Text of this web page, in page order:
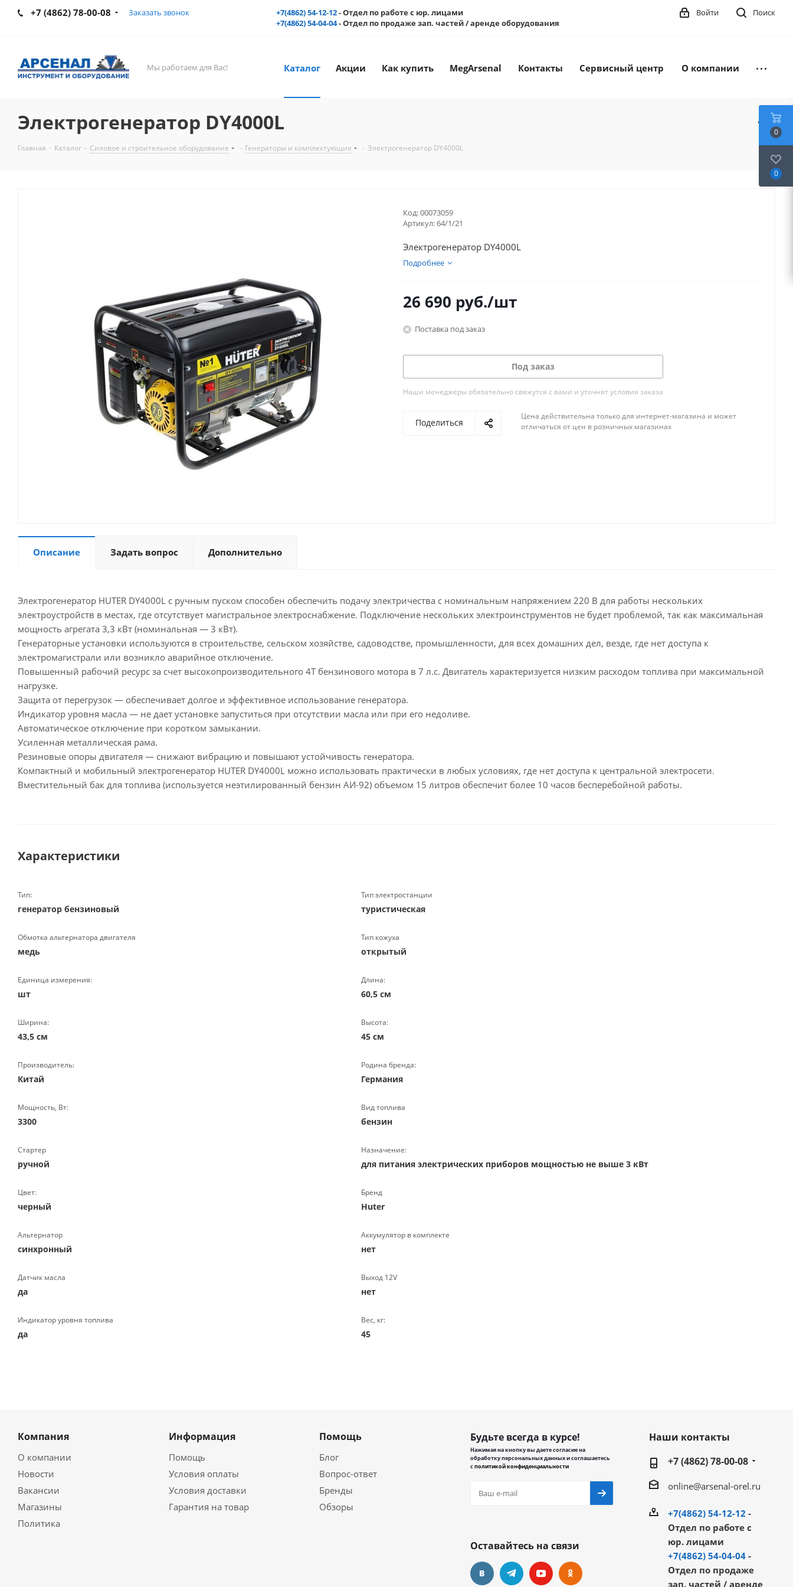
+7 (4862) 78-00-08 Заказать звонок +7(4862) 54-12-12- Отдел по работе с юр. лицами
+7(4862) 54-04-04- Отдел по продаже зап. частей / аренде оборудования
Поиск
Войти
Мы работаем для Вас! Каталог Акции Как купить MegArsenal Контакты Сервисный центр О компании
Электрогенератор DY4000L
Главная - Каталог - Силовое и строительное оборудование - Генераторы и комплектующие - Электрогенератор DY4000L
Код:00073059
Артикул:64/1/21
Электрогенератор DY4000L
Подробнее
26 690 руб./шт
Поставка под заказ
Под заказ
Наши менеджеры обязательно свяжутся с вами и уточнят условия заказа
Поделиться
Цена действительна только для интернет-магазина и может
отличаться от цен в розничных магазинах
Описание Задать вопрос Дополнительно
Электрогенератор HUTER DY4000L с ручным пуском способен обеспечить подачу электричества с номинальным напряжением 220 В для работы нескольких
электроустройств в местах, где отсутствует магистральное электроснабжение. Подключение нескольких электроинструментов не будет проблемой, так как максимальная
мощность агрегата 3,3 кВт (номинальная — 3 кВт).
Генераторные установки используются в строительстве, сельском хозяйстве, садоводстве, промышленности, для всех домашних дел, везде, где нет доступа к
электромагистрали или возникло аварийное отключение.
Повышенный рабочий ресурс за счет высокопроизводительного 4Т бензинового мотора в 7 л.с. Двигатель характеризуется низким расходом топлива при максимальной
нагрузке.
Защита от перегрузок — обеспечивает долгое и эффективное использование генератора.
Индикатор уровня масла — не дает установке запуститься при отсутствии масла или при его недоливе.
Автоматическое отключение при коротком замыкании.
Усиленная металлическая рама.
Резиновые опоры двигателя — снижают вибрацию и повышают устойчивость генератора.
Компактный и мобильный электрогенератор HUTER DY4000L можно использовать практически в любых условиях, где нет доступа к центральной электросети.
Вместительный бак для топлива (используется неэтилированный бензин АИ-92) объемом 15 литров обеспечит более 10 часов бесперебойной работы.
Характеристики
Тип:
генератор бензиновый
Тип электростанции
туристическая
Обмотка альтернатора двигателя
медь
Тип кожуха
открытый
Единица измерения:
шт
Длина:
60,5 см
Ширина:
43,5 см
Высота:
45 см
Производитель:
Китай
Родина бренда:
Германия
Мощность, Вт:
3300
Вид топлива
бензин
Стартер
ручной
Назначение:
для питания электрических приборов мощностью не выше 3 кВт
Цвет:
черный
Бренд
Huter
Альтернатор
синхронный
Аккумулятор в комплекте
нет
Датчик масла
да
Выход 12V
нет
Индикатор уровня топлива
да
Вес, кг:
45
Компания
О компании
Новости
Вакансии
Магазины
Политика
Информация
Помощь
Условия оплаты
Условия доставки
Гарантия на товар
Помощь
Блог
Вопрос-ответ
Бренды
Обзоры
Будьте всегда в курсе!
Нажимая на кнопку вы даете согласие на
обработку персональных данных и соглашаетесь
сполитикой конфиденциальности
Оставайтесь на связи
Наши контакты
+7 (4862) 78-00-08
online@arsenal-orel.ru
+7(4862) 54-12-12 -
Отдел по работе с
юр. лицами
+7(4862) 54-04-04-
Отдел по продаже
зап. частей / аренде
0
0